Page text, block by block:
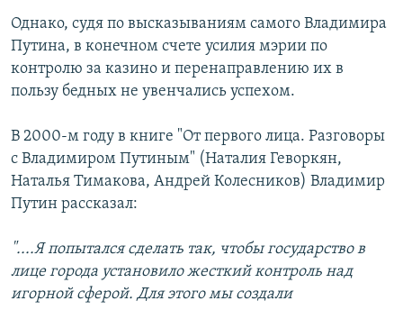
Однако, судя по высказываниям самого Владимира
Путина, в конечном счете усилия мэрии по
контролю за казино и перенаправлению их в
пользу бедных не увенчались успехом.
В 2000-м году в книге "От первого лица. Разговоры
с Владимиром Путиным" (Наталия Геворкян,
Наталья Тимакова, Андрей Колесников) Владимир
Путин рассказал:
"....Я попытался сделать так, чтобы государство в
лице города установило жесткий контроль над
игорной сферой. Для этого мы создали